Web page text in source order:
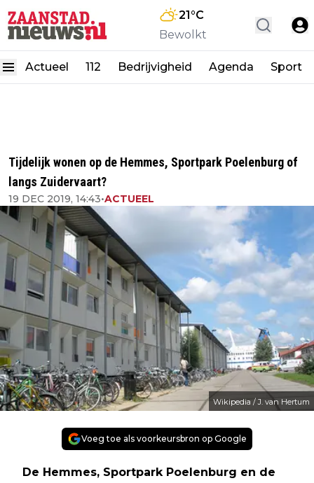
21°C
Bewolkt
Actueel 112 Bedrijvigheid Agenda Sport
Tijdelijk wonen op de Hemmes, Sportpark Poelenburg of
langs Zuidervaart?
19 DEC 2019, 14:43•ACTUEEL
Wikipedia / J. van Hertum
Voeg toe als voorkeursbron op Google
De Hemmes, Sportpark Poelenburg en de